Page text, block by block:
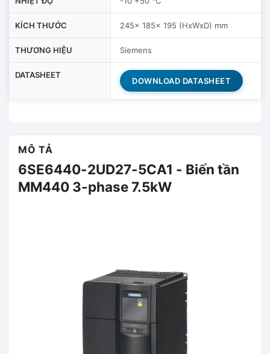
KÍCH THƯỚC 245x 185x 195 (HxWxD) mm
THƯƠNG HIỆU Siemens
DATASHEET
DOWNLOAD DATASHEET
MÔ TẢ
6SE6440-2UD27-5CA1 - Biến tần
MM440 3-phase 7.5kW